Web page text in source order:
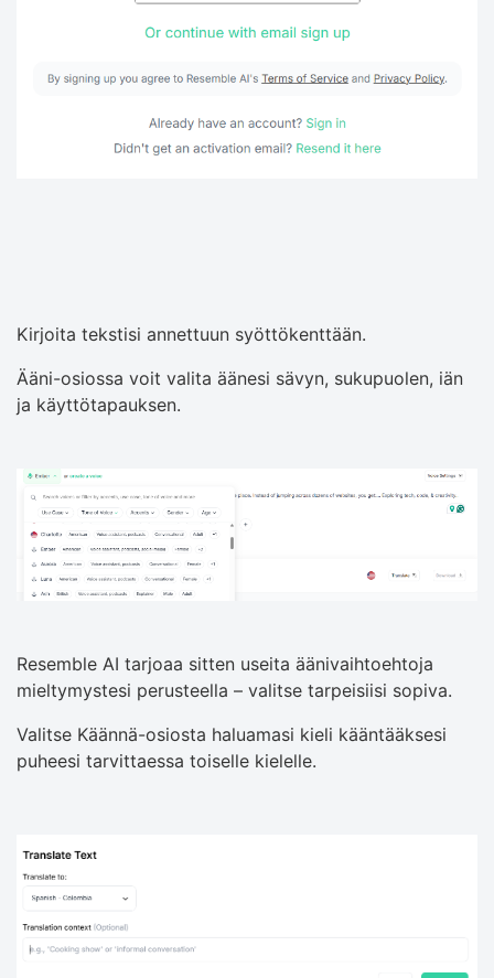
Kirjoita tekstisi annettuun syöttökenttään.
Ääni-osiossa voit valita äänesi sävyn, sukupuolen, iän
ja käyttötapauksen.
Resemble AI tarjoaa sitten useita äänivaihtoehtoja
mieltymystesi perusteella – valitse tarpeisiisi sopiva.
Valitse Käännä-osiosta haluamasi kieli kääntääksesi
puheesi tarvittaessa toiselle kielelle.